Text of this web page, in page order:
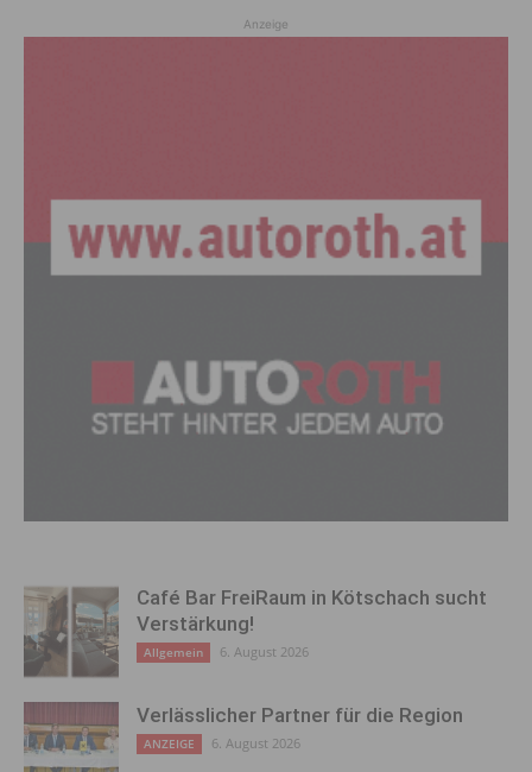
Anzeige
Café Bar FreiRaum in Kötschach sucht
Verstärkung!
Allgemein 6. August 2026
Verlässlicher Partner für die Region
ANZEIGE 6. August 2026